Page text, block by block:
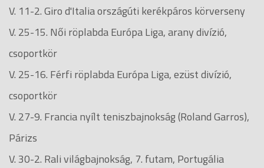
V. 11-2. Giro d'Italia országúti kerékpáros körverseny
V. 25-15. Női röplabda Európa Liga, arany divízió,
csoportkör
V. 25-16. Férfi röplabda Európa Liga, ezüst divízió,
csoportkör
V. 27-9. Francia nyílt teniszbajnokság (Roland Garros),
Párizs
V. 30-2. Rali világbajnokság, 7. futam, Portugália